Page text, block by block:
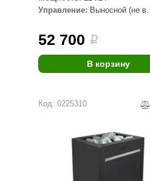
Управление: Выносной (не в
52 700 i
В корзину
Код: 0225310